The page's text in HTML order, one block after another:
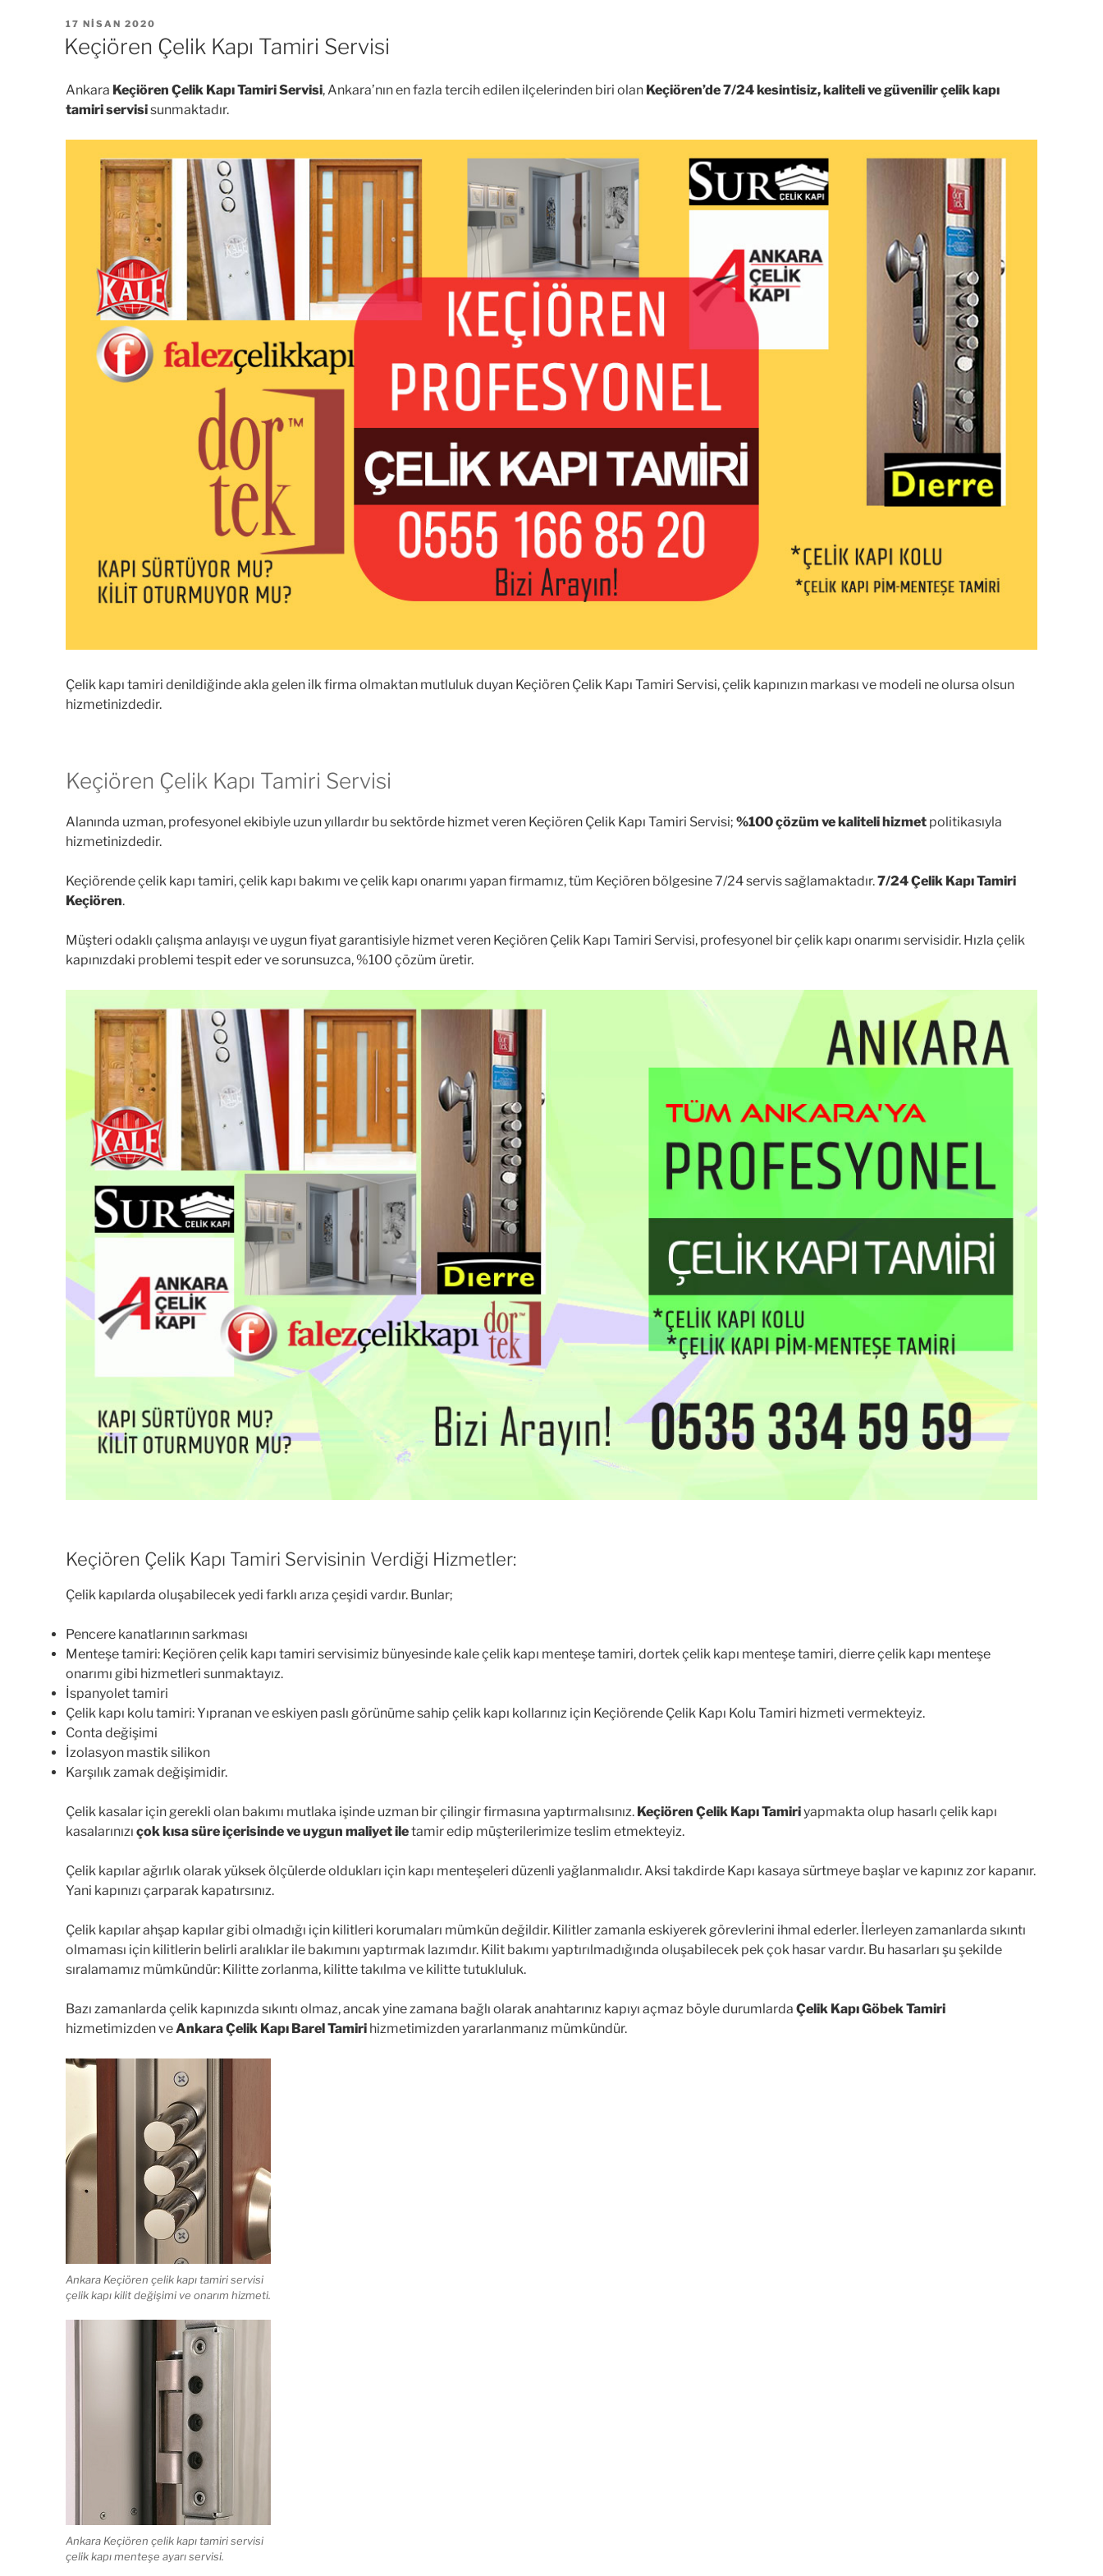
YAYIM
TARIHI
17 NISAN 2020
Keçiören Çelik Kapı Tamiri Servisi
Ankara Keçiören Çelik Kapı Tamiri Servisi, Ankara’nın en fazla tercih edilen ilçelerinden biri olan Keçiören’de 7/24 kesintisiz, kaliteli ve güvenilir çelik kapı
tamiri servisisunmaktadır.
Çelik kapı tamiri denildiğinde akla gelen ilk firma olmaktan mutluluk duyan Keçiören Çelik Kapı Tamiri Servisi, çelik kapınızın markası ve modeli ne olursa olsun
hizmetinizdedir.
Keçiören Çelik Kapı Tamiri Servisi
Alanında uzman, profesyonel ekibiyle uzun yıllardır bu sektörde hizmet veren Keçiören Çelik Kapı Tamiri Servisi; %100 çözüm ve kaliteli hizmet politikasıyla
hizmetinizdedir.
Keçiörende çelik kapı tamiri, çelik kapı bakımı ve çelik kapı onarımı yapan firmamız, tüm Keçiören bölgesine 7/24 servis sağlamaktadır.7/24 Çelik Kapı Tamiri
Keçiören.
Müşteri odaklı çalışma anlayışı ve uygun fiyat garantisiyle hizmet veren Keçiören Çelik Kapı Tamiri Servisi, profesyonel bir çelik kapı onarımı servisidir. Hızla çelik
kapınızdaki problemi tespit eder ve sorunsuzca, %100 çözüm üretir.
Keçiören Çelik Kapı Tamiri Servisinin Verdiği Hizmetler:
Çelik kapılarda oluşabilecek yedi farklı arıza çeşidi vardır. Bunlar;
Pencere kanatlarının sarkması
Menteşe tamiri: Keçiören çelik kapı tamiri servisimiz bünyesinde kale çelik kapı menteşe tamiri, dortek çelik kapı menteşe tamiri, dierre çelik kapı menteşe
onarımı gibi hizmetleri sunmaktayız.
İspanyolet tamiri
Çelik kapı kolu tamiri: Yıpranan ve eskiyen paslı görünüme sahip çelik kapı kollarınız için Keçiörende Çelik Kapı Kolu Tamiri hizmeti vermekteyiz.
Conta değişimi
İzolasyon mastik silikon
Karşılık zamak değişimidir.
Çelik kasalar için gerekli olan bakımı mutlaka işinde uzman bir çilingir firmasına yaptırmalısınız. Keçiören Çelik Kapı Tamiriyapmakta olup hasarlı çelik kapı
kasalarınızı çok kısa süre içerisinde ve uygun maliyet iletamir edip müşterilerimize teslim etmekteyiz.
Çelik kapılar ağırlık olarak yüksek ölçülerde oldukları için kapı menteşeleri düzenli yağlanmalıdır. Aksi takdirde Kapı kasaya sürtmeye başlar ve kapınız zor kapanır.
Yani kapınızı çarparak kapatırsınız.
Çelik kapılar ahşap kapılar gibi olmadığı için kilitleri korumaları mümkün değildir. Kilitler zamanla eskiyerek görevlerini ihmal ederler. İlerleyen zamanlarda sıkıntı
olmaması için kilitlerin belirli aralıklar ile bakımını yaptırmak lazımdır. Kilit bakımı yaptırılmadığında oluşabilecek pek çok hasar vardır. Bu hasarları şu şekilde
sıralamamız mümkündür: Kilitte zorlanma, kilitte takılma ve kilitte tutukluluk.
Bazı zamanlarda çelik kapınızda sıkıntı olmaz, ancak yine zamana bağlı olarak anahtarınız kapıyı açmaz böyle durumlarda Çelik Kapı Göbek Tamiri
hizmetimizden veAnkara Çelik Kapı Barel Tamiri hizmetimizden yararlanmanız mümkündür.
Ankara Keçiören çelik kapı tamiri servisi
çelik kapı kilit değişimi ve onarım hizmeti.
Ankara Keçiören çelik kapı tamiri servisi
çelik kapı menteşe ayarı servisi.